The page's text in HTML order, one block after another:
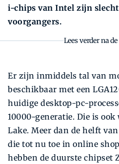
i-chips van Intel zijn
voorgangers.
Lees verder na
Er zijn inmiddels tal van
beschikbaar met een
huidige desktop-pc-
10000-generatie. Die is ook
Lake. Meer dan de helft
die tot nu toe in online
hebben de duurste chipset